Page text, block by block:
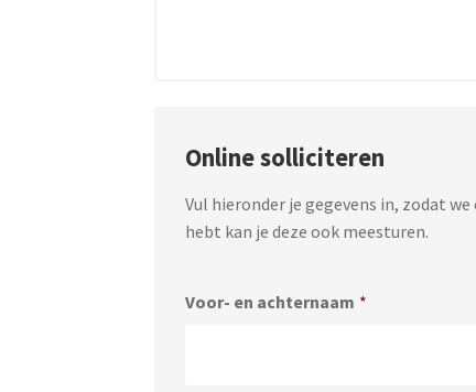
Online solliciteren
Vul hieronder je gegevens in, zodat
hebt kan je deze ook meesturen.
Voor- en achternaam *